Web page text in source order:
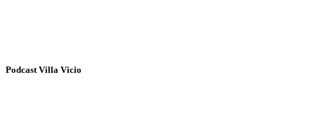
Podcast Villa Vicio